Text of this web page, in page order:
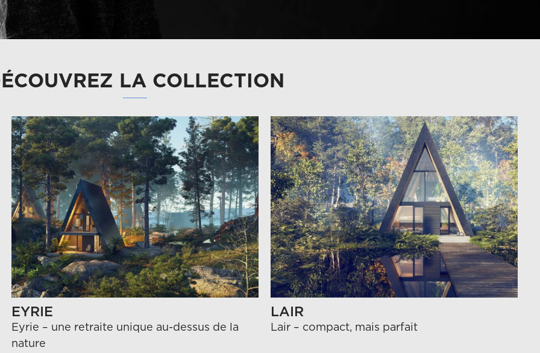
LA COLLECTION
EYRIE
Eyrie – une retraite unique au-dessus de la
nature
LAIR
Lair – compact, mais parfait